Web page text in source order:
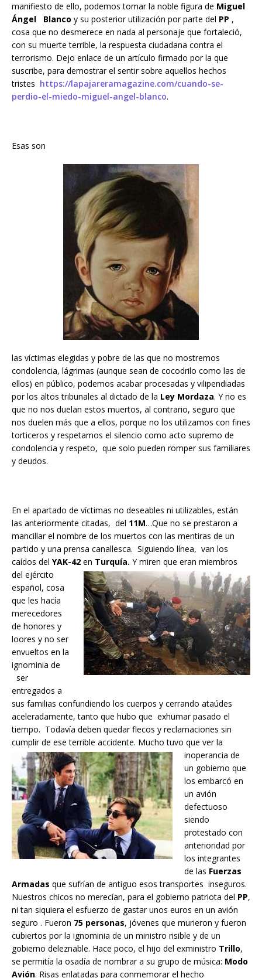
manifiesto de ello, podemos tomar la noble figura de Miguel
Ángel Blanco y su posterior utilización por parte del PP ,
cosa que no desmerece en nada al personaje que fortaleció,
con su muerte terrible, la respuesta ciudadana contra el
terrorismo. Dejo enlace de un artículo firmado por la que
suscribe, para demostrar el sentir sobre aquellos hechos
tristes https://lapajareramagazine.com/cuando-se-
perdio-el-miedo-miguel-angel-blanco.
Esas son
las víctimas elegidas y pobre de las que no mostremos
condolencia, lágrimas (aunque sean de cocodrilo como las de
ellos) en público, podemos acabar procesadas y vilipendiadas
por los altos tribunales al dictado de la Ley Mordaza. Y no es
que no nos duelan estos muertos, al contrario, seguro que
nos duelen más que a ellos, porque no los utilizamos con fines
torticeros y respetamos el silencio como acto supremo de
condolencia y respeto, que solo pueden romper sus familiares
y deudos.
En el apartado de víctimas no deseables ni utilizables, están
las anteriormente citadas, del 11M…Que no se prestaron a
mancillar el nombre de los muertos con las mentiras de un
partido y una prensa canallesca. Siguiendo línea, van los
caídos del YAK-42 en Turquía. Y miren que eran miembros
del ejército
español, cosa
que les hacía
merecedores
de honores y
loores y no ser
envueltos en la
ignominia de
ser
entregados a
sus familias confundiendo los cuerpos y cerrando ataúdes
aceleradamente, tanto que hubo que exhumar pasado el
tiempo. Todavía deben quedar flecos y reclamaciones sin
cumplir de ese terrible accidente. Mucho tuvo que ver la
inoperancia de
un gobierno que
los embarcó en
un avión
defectuoso
siendo
protestado con
anterioridad por
los integrantes
de las Fuerzas
Armadas que sufrían de antiguo esos transportes inseguros.
Nuestros chicos no merecían, para el gobierno patriota del PP,
ni tan siquiera el esfuerzo de gastar unos euros en un avión
seguro . Fueron 75 personas, jóvenes que murieron y fueron
cubiertos por la ignominia de un ministro risible y de un
gobierno deleznable. Hace poco, el hijo del exministro Trillo,
se permitía la osadía de nombrar a su grupo de música: Modo
Avión. Risas enlatadas para conmemorar el hecho